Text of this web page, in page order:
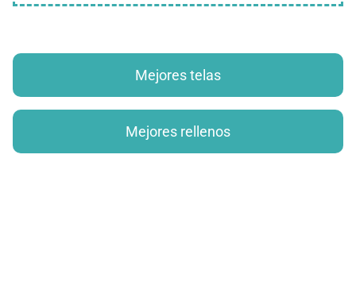
Mejores telas
Mejores rellenos